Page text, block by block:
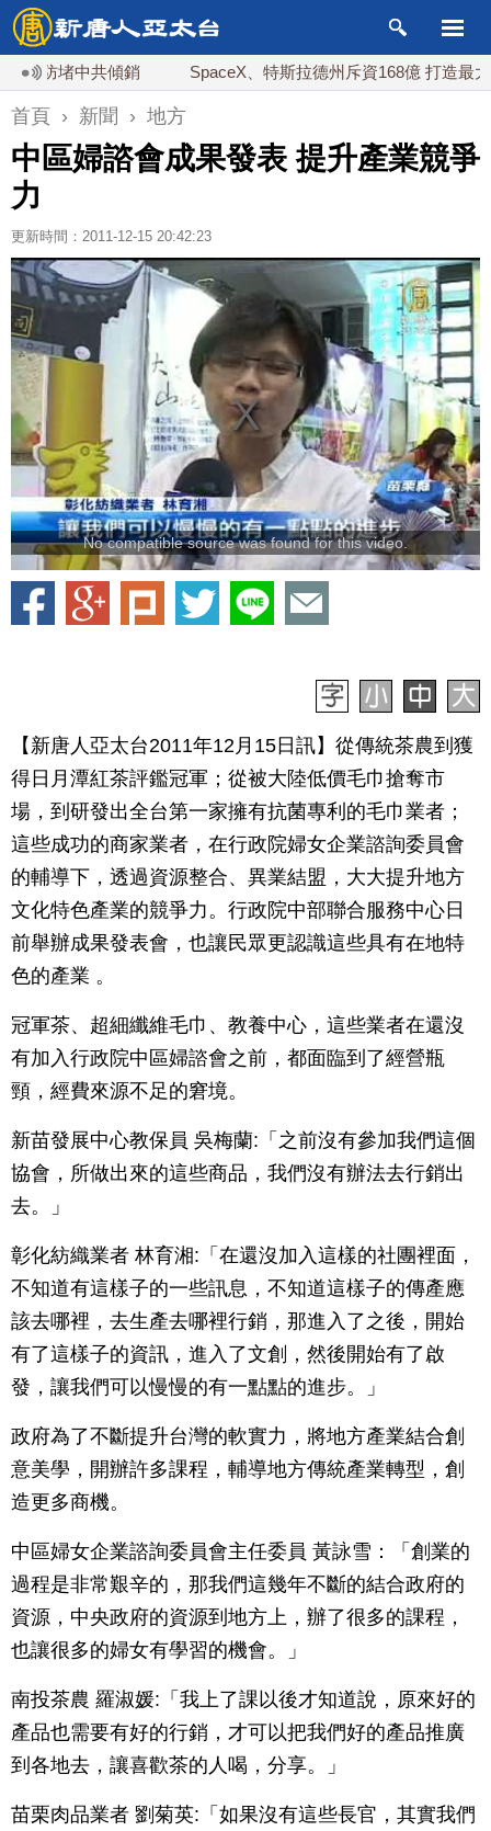
堵中共傾銷 SpaceX、特斯拉德州斥資168億 打造最大晶片廠
首頁 › 新聞 › 地方
中區婦諮會成果發表 提升產業競爭
力
更新時間：2011-12-15 20:42:23
No compatible source was found for this video.
【新唐人亞太台2011年12月15日訊】從傳統茶農到獲
得日月潭紅茶評鑑冠軍；從被大陸低價毛巾搶奪市
場，到研發出全台第一家擁有抗菌專利的毛巾業者；
這些成功的商家業者，在行政院婦女企業諮詢委員會
的輔導下，透過資源整合、異業結盟，大大提升地方
文化特色產業的競爭力。行政院中部聯合服務中心日
前舉辦成果發表會，也讓民眾更認識這些具有在地特
色的產業 。
冠軍茶、超細纖維毛巾、教養中心，這些業者在還沒
有加入行政院中區婦諮會之前，都面臨到了經營瓶
頸，經費來源不足的窘境。
新苗發展中心教保員 吳梅蘭:「之前沒有參加我們這個
協會，所做出來的這些商品，我們沒有辦法去行銷出
去。」
彰化紡織業者 林育湘:「在還沒加入這樣的社團裡面，
不知道有這樣子的一些訊息，不知道這樣子的傳產應
該去哪裡，去生產去哪裡行銷，那進入了之後，開始
有了這樣子的資訊，進入了文創，然後開始有了啟
發，讓我們可以慢慢的有一點點的進步。」
政府為了不斷提升台灣的軟實力，將地方產業結合創
意美學，開辦許多課程，輔導地方傳統產業轉型，創
造更多商機。
中區婦女企業諮詢委員會主任委員 黃詠雪：「創業的
過程是非常艱辛的，那我們這幾年不斷的結合政府的
資源，中央政府的資源到地方上，辦了很多的課程，
也讓很多的婦女有學習的機會。」
南投茶農 羅淑媛:「我上了課以後才知道說，原來好的
產品也需要有好的行銷，才可以把我們好的產品推廣
到各地去，讓喜歡茶的人喝，分享。」
苗栗肉品業者 劉菊英:「如果沒有這些長官，其實我們